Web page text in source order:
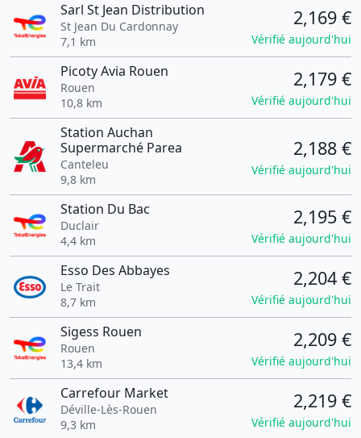
Sarl St Jean Distribution
St Jean Du Cardonnay
7,1 km
2,169 €
Vérifié aujourd'hui
Picoty Avia Rouen
Rouen
10,8 km
2,179 €
Vérifié aujourd'hui
Station Auchan
Supermarché Parea
Canteleu
9,8 km
2,188 €
Vérifié aujourd'hui
Station Du Bac
Duclair
4,4 km
2,195 €
Vérifié aujourd'hui
Esso Des Abbayes
Le Trait
8,7 km
2,204 €
Vérifié aujourd'hui
Sigess Rouen
Rouen
13,4 km
2,209 €
Vérifié aujourd'hui
Carrefour Market
Déville-Lès-Rouen
9,3 km
2,219 €
Vérifié aujourd'hui